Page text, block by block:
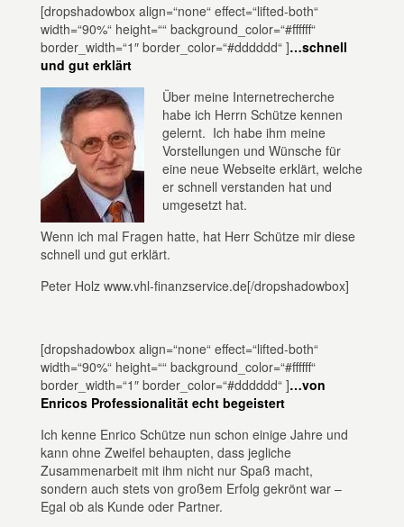
[dropshadowbox align=“none“ effect=“lifted-both“
width=“90%“ height=““ background_color=“#ffffff“
border_width=“1″ border_color=“#dddddd“ ]…schnell
und gut erklärt
Über meine Internetrecherche
habe ich Herrn Schütze kennen
gelernt. Ich habe ihm meine
Vorstellungen und Wünsche für
eine neue Webseite erklärt, welche
er schnell verstanden hat und
umgesetzt hat.
Wenn ich mal Fragen hatte, hat Herr Schütze mir diese
schnell und gut erklärt.
Peter Holz www.vhl-finanzservice.de[/dropshadowbox]
[dropshadowbox align=“none“ effect=“lifted-both“
width=“90%“ height=““ background_color=“#ffffff“
border_width=“1″ border_color=“#dddddd“ ]…von
Enricos Professionalität echt begeistert
Ich kenne Enrico Schütze nun schon einige Jahre und
kann ohne Zweifel behaupten, dass jegliche
Zusammenarbeit mit ihm nicht nur Spaß macht,
sondern auch stets von großem Erfolg gekrönt war –
Egal ob als Kunde oder Partner.